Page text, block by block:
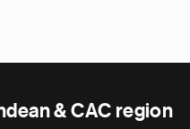
& CAC region